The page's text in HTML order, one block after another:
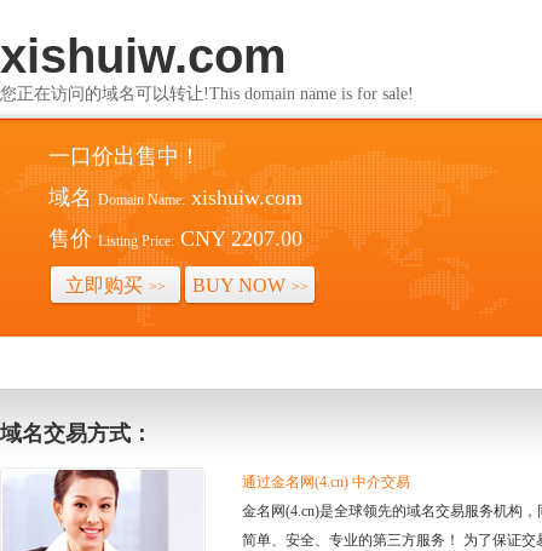
xishuiw.com
您正在访问的域名可以转让!This domain name is for sale!
一口价出售中！
域名 Domain Name: xishuiw.com
售价 Listing Price: CNY 2207.00
立即购买 >> BUY NOW >>
域名交易方式：
通过金名网(4.cn) 中介交易
金名网(4.cn)是全球领先的域名交易服务机构
简单、安全、专业的第三方服务！ 为了保证